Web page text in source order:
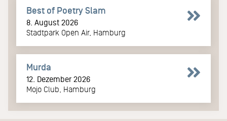
Best of Poetry Slam
8. August 2026
Stadtpark Open Air, Hamburg
Murda
12. Dezember 2026
Mojo Club, Hamburg